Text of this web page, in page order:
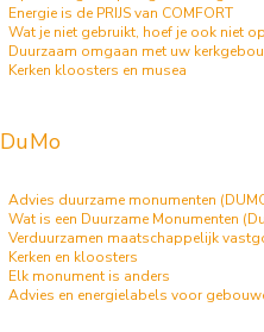
Energie is de PRIJS van COMFORT
Wat je niet gebruikt, hoef je ook niet
Duurzaam omgaan met uw
Kerken kloosters en musea
DuMo
Advies duurzame monumenten
Wat is een Duurzame Monumenten
Verduurzamen maatschappelijk
Kerken en kloosters
Elk monument is anders
Advies en energielabels voor